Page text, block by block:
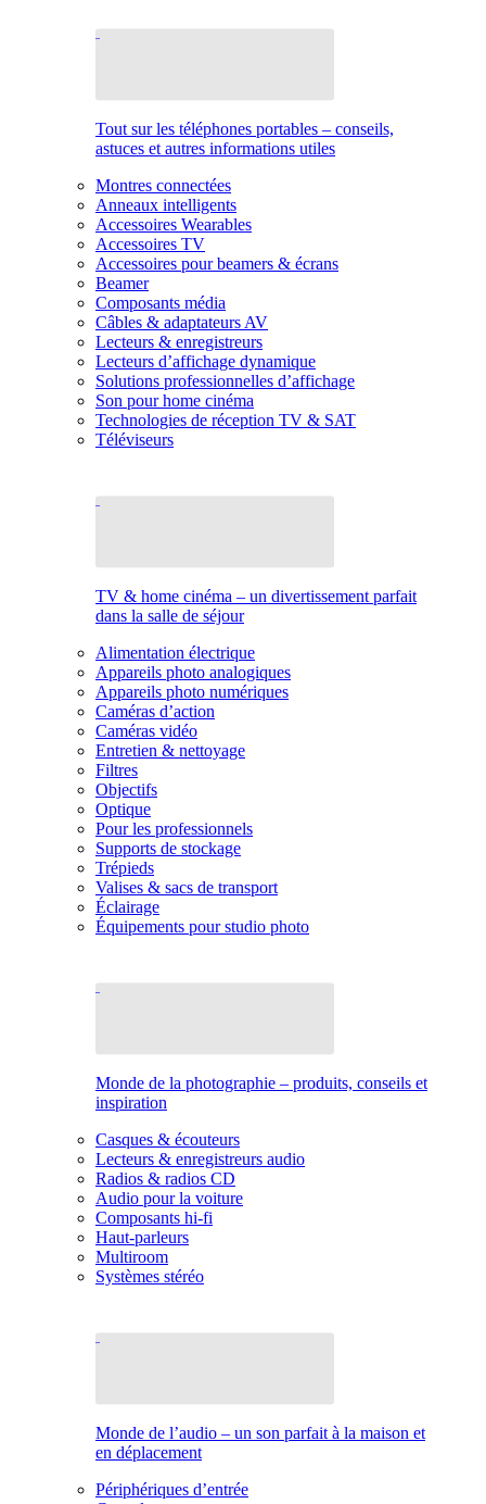
Tout sur les téléphones portables – conseils,
astuces et autres informations utiles
Montres connectées
Anneaux intelligents
Accessoires Wearables
Accessoires TV
Accessoires pour beamers & écrans
Beamer
Composants média
Câbles & adaptateurs AV
Lecteurs & enregistreurs
Lecteurs d’affichage dynamique
Solutions professionnelles d’affichage
Son pour home cinéma
Technologies de réception TV & SAT
Téléviseurs
TV & home cinéma – un divertissement parfait
dans la salle de séjour
Alimentation électrique
Appareils photo analogiques
Appareils photo numériques
Caméras d’action
Caméras vidéo
Entretien & nettoyage
Filtres
Objectifs
Optique
Pour les professionnels
Supports de stockage
Trépieds
Valises & sacs de transport
Éclairage
Équipements pour studio photo
Monde de la photographie – produits, conseils et
inspiration
Casques & écouteurs
Lecteurs & enregistreurs audio
Radios & radios CD
Audio pour la voiture
Composants hi-fi
Haut-parleurs
Multiroom
Systèmes stéréo
Monde de l’audio – un son parfait à la maison et
en déplacement
Périphériques d’entrée